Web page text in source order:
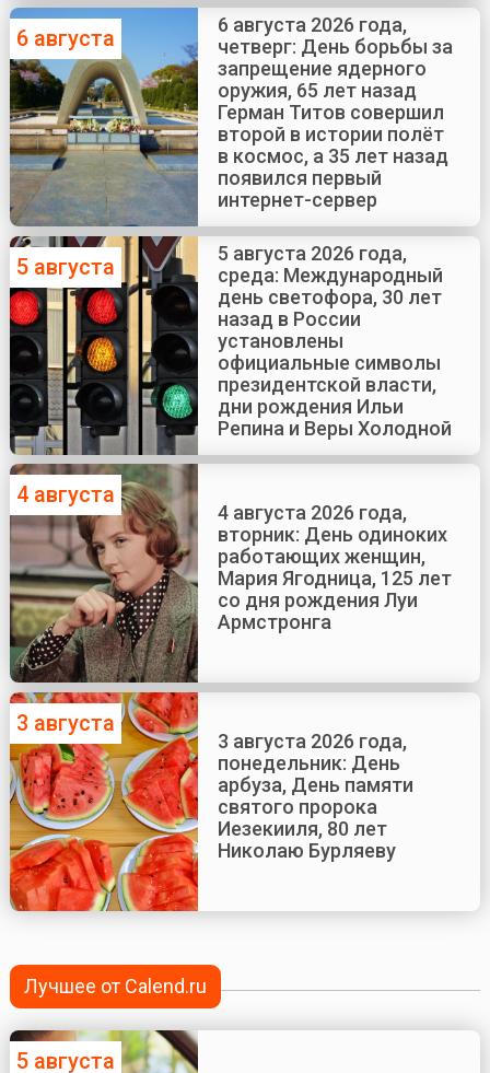
6 августа
6 августа 2026 года,
четверг: День борьбы за
запрещение ядерного
оружия, 65 лет назад
Герман Титов совершил
второй в истории полёт
в космос, а 35 лет назад
появился первый
интернет-сервер
5 августа
5 августа 2026 года,
среда: Международный
день светофора, 30 лет
назад в России
установлены
официальные символы
президентской власти,
дни рождения Ильи
Репина и Веры Холодной
4 августа
4 августа 2026 года,
вторник: День одиноких
работающих женщин,
Мария Ягодница, 125 лет
со дня рождения Луи
Армстронга
3 августа
3 августа 2026 года,
понедельник: День
арбуза, День памяти
святого пророка
Иезекииля, 80 лет
Николаю Бурляеву
Лучшее от Calend.ru
5 августа